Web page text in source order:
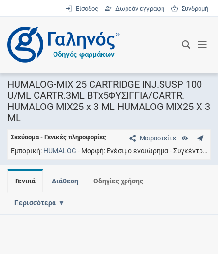
Είσοδος Δωρεάν εγγραφή Συνδρομή
®
Οδηγός φαρμάκων
HUMALOG-MIX 25 CARTRIDGE INJ.SUSP 100
U/ML CARTR.3ML BTx5ΦΥΣΙΓΓΙΑ/CARTR.
HUMALOG MIX25 x 3 ML HUMALOG MIX25 X 3
ML
Μοιραστείτε
Σκεύασμα - Γενικές πληροφορίες
Εμπορική HUMALOG Μορφή Eνέσιμο εναιώρημα Συγκέντρωση
Γενικά Διάθεση Οδηγίες χρήσης
Περισσότερα